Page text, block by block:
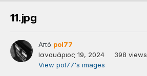
11.jpg
Από pol77
Ιανουάριος 19, 2024
398 views
View pol77's images